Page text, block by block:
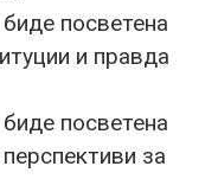
посветена
и правда
посветена
за